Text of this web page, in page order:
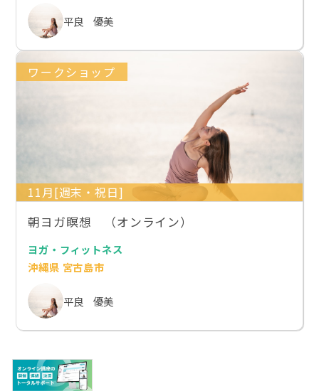
平良 優美
ワークショップ
11月[週末・祝日]
朝ヨガ瞑想 （オンライン）
ヨガ・フィットネス
沖縄県 宮古島市
平良 優美